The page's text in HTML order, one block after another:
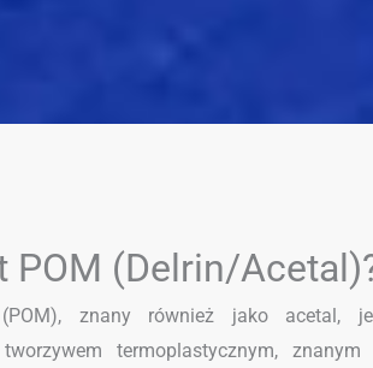
POM (Delrin/
(POM), znany również jako acetal,
termoplastycznym,